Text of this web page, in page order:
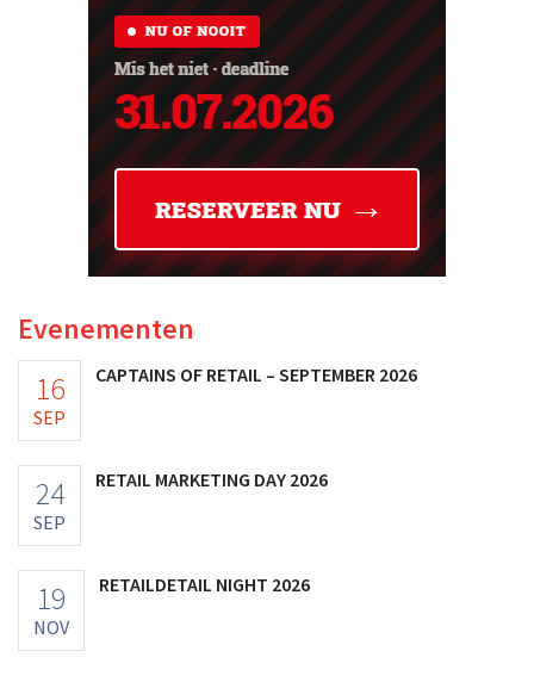
Evenementen
16
SEP
CAPTAINS OF RETAIL – SEPTEMBER 2026
24
SEP
RETAIL MARKETING DAY 2026
19
NOV
RETAILDETAIL NIGHT 2026